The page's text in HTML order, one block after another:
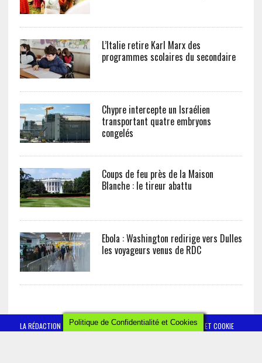
L’Italie retire Karl Marx des
programmes scolaires du secondaire
Chypre intercepte un Israélien
transportant quatre embryons
congelés
Coups de feu près de la Maison
Blanche : le tireur abattu
Ebola : Washington redirige vers Dulles
les voyageurs venus de RDC
LA RÉDACTION CONTACT
POLITIQUE DE CONFIDENTIALITÉ ET COOKIE
Politique de Confidentialité et Cookies